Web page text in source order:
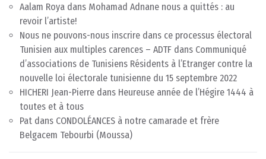
Aalam Roya dans Mohamad Adnane nous a quittés : au
revoir l’artiste!
Nous ne pouvons-nous inscrire dans ce processus électoral
Tunisien aux multiples carences – ADTF dans Communiqué
d’associations de Tunisiens Résidents à l’Etranger contre la
nouvelle loi électorale tunisienne du 15 septembre 2022
HICHERI Jean-Pierre dans Heureuse année de l’Hégire 1444 à
toutes et à tous
Pat dans CONDOLÉANCES à notre camarade et frère
Belgacem Tebourbi (Moussa)